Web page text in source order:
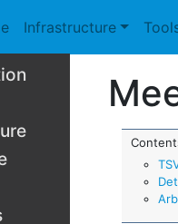
Infrastructure